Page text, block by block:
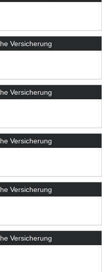
Versicherung
Versicherung
Versicherung
Versicherung
Versicherung